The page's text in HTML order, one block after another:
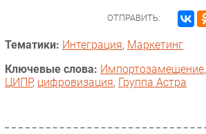
ОТПРАВИТЬ:
Тематики: Интеграция, Маркетинг
Ключевые слова: Импорто­замещение,
ЦИПР, цифровизация, Группа Астра